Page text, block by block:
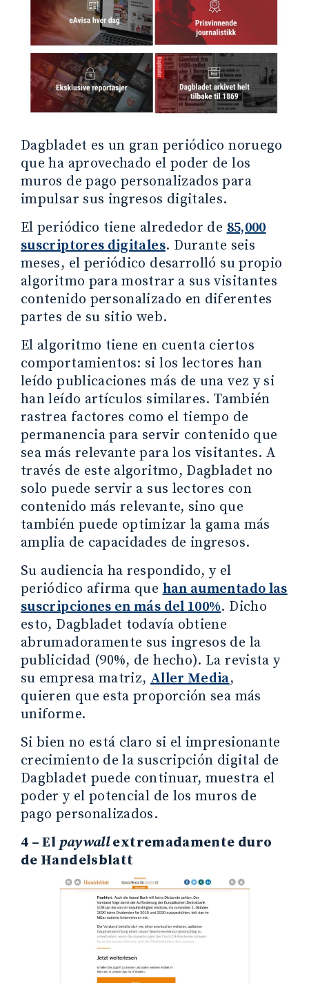
Dagbladet es un gran periódico noruego
que ha aprovechado el poder de los
muros de pago personalizados para
impulsar sus ingresos digitales.
El periódico tiene alrededor de 85,000
suscriptores digitales. Durante seis
meses, el periódico desarrolló su propio
algoritmo para mostrar a sus visitantes
contenido personalizado en diferentes
partes de su sitio web.
El algoritmo tiene en cuenta ciertos
comportamientos: si los lectores han
leído publicaciones más de una vez y si
han leído artículos similares. También
rastrea factores como el tiempo de
permanencia para servir contenido que
sea más relevante para los visitantes. A
través de este algoritmo, Dagbladet no
solo puede servir a sus lectores con
contenido más relevante, sino que
también puede optimizar la gama más
amplia de capacidades de ingresos.
Su audiencia ha respondido, y el
periódico afirma que han aumentado las
suscripciones en más del 100%. Dicho
esto, Dagbladet todavía obtiene
abrumadoramente sus ingresos de la
publicidad (90%, de hecho). La revista y
su empresa matriz, Aller Media,
quieren que esta proporción sea más
uniforme.
Si bien no está claro si el impresionante
crecimiento de la suscripción digital de
Dagbladet puede continuar, muestra el
poder y el potencial de los muros de
pago personalizados.
4 – El paywallextremadamente duro
de Handelsblatt